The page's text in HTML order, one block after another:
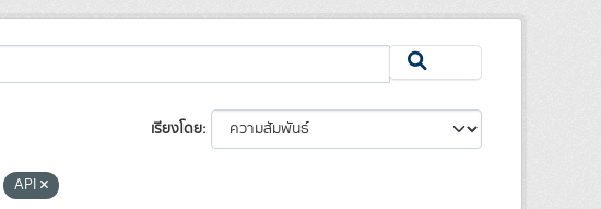
เรียงโดย
API